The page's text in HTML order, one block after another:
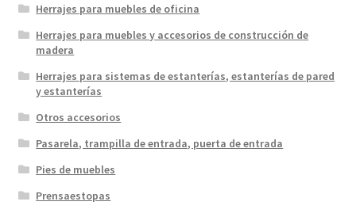
Herrajes para muebles de oficina
Herrajes para muebles y accesorios de construcción de
madera
Herrajes para sistemas de estanterías, estanterías de pared
y estanterías
Otros accesorios
Pasarela, trampilla de entrada, puerta de entrada
Pies de muebles
Prensaestopas